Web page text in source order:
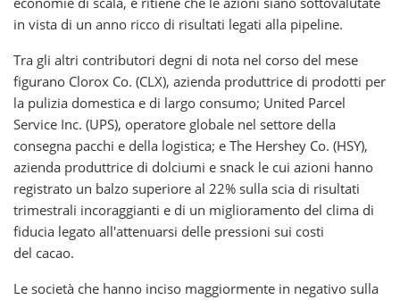
in vista di un anno ricco di risultati legati alla pipeline.
Tra gli altri contributori degni di nota nel corso del mese
figurano Clorox Co. (CLX), azienda produttrice di prodotti per
la pulizia domestica e di largo consumo; United Parcel
Service Inc. (UPS), operatore globale nel settore della
consegna pacchi e della logistica; e The Hershey Co. (HSY),
azienda produttrice di dolciumi e snack le cui azioni hanno
registrato un balzo superiore al 22% sulla scia di risultati
trimestrali incoraggianti e di un miglioramento del clima di
fiducia legato all'attenuarsi delle pressioni sui costi
del cacao.
Le società che hanno inciso maggiormente in negativo sulla